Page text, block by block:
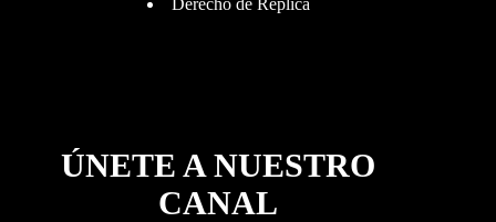
Derecho de Réplica
ÚNETE A NUESTRO
CANAL